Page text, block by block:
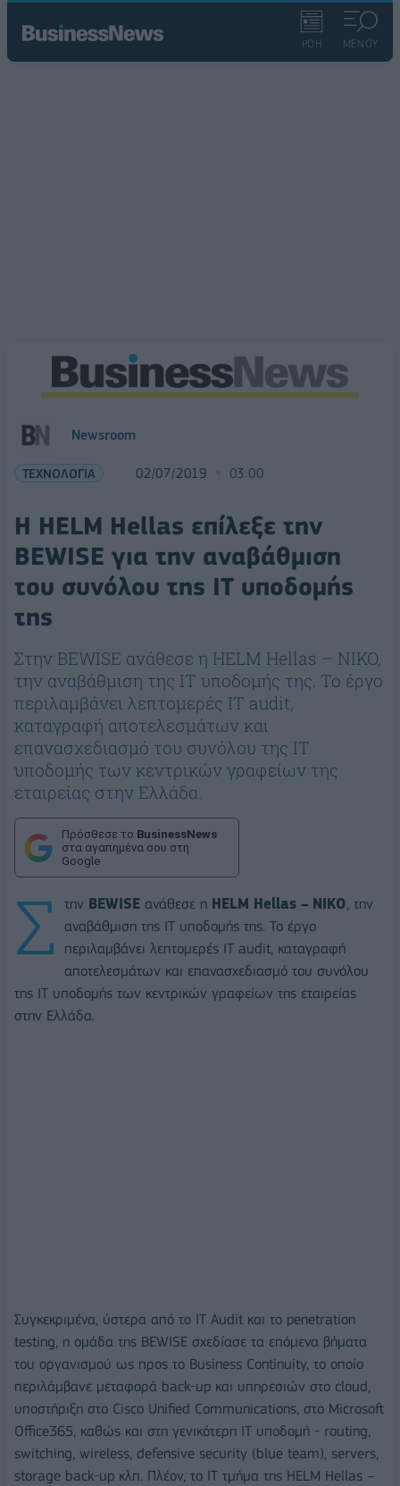
ΡΟΗ ΜΕΝΟΥ
Newsroom
ΤΕΧΝΟΛΟΓΙΑ 02/07/2019 03:00
Η HELM Hellas επίλεξε την
BEWISE για την αναβάθμιση
του συνόλου της ΙΤ υποδομής
της
Στην BEWISE ανάθεσε η HELM Hellas – NIKO,
την αναβάθμιση της IT υποδομής της. Το έργο
περιλαμβάνει λεπτομερές IT audit,
καταγραφή αποτελεσμάτων και
επανασχεδιασμό του συνόλου της IT
υποδομής των κεντρικών γραφείων της
εταιρείας στην Ελλάδα.
Πρόσθεσε το BusinessNews
στα αγαπημένα σου στη
Google
Σ την BEWISE ανάθεσε η HELM Hellas – NIKO , την
αναβάθμιση της IT υποδομής της. Το έργο
περιλαμβάνει λεπτομερές IT audit, καταγραφή
αποτελεσμάτων και επανασχεδιασμό του συνόλου
της IT υποδομής των κεντρικών γραφείων της εταιρείας
στην Ελλάδα.
Συγκεκριμένα, ύστερα από το IT Audit και το penetration
testing, η ομάδα της BEWISE σχεδίασε τα επόμενα βήματα
του οργανισμού ως προς το Business Continuity, το οποίο
περιλάμβανε μεταφορά back-up και υπηρεσιών στο cloud,
υποστήριξη στο Cisco Unified Communications, στο Microsoft
Office365, καθώς και στη γενικότερη IT υποδομή - routing,
switching, wireless, defensive security (blue team), servers,
storage back-up κλπ. Πλέον, το IT τμήμα της HELM Hellas –